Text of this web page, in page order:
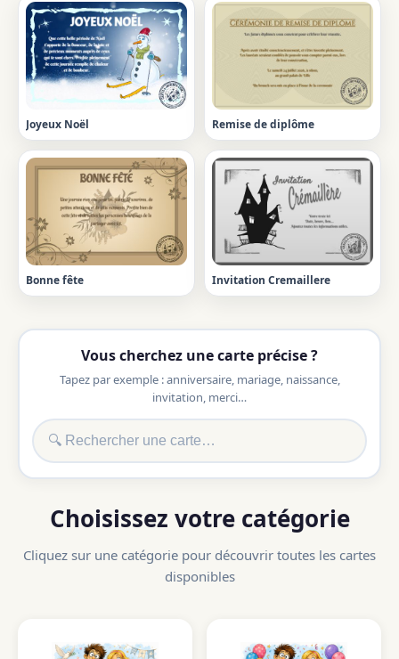
Joyeux Noël Remise de diplôme
Bonne fête Invitation Cremaillere
Vous cherchez une carte précise ?
Tapez par exemple : anniversaire, mariage, naissance,
invitation, merci…
Choisissez votre catégorie
Cliquez sur une catégorie pour découvrir toutes les cartes
disponibles